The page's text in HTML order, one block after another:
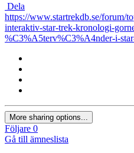
Dela
https://www.startrekdb.se/forum/
interaktiv-star-trek-kronologi-
%C3%A5terv%C3%A4nder-i-
More sharing options...
Följare 0
Gå till ämneslista